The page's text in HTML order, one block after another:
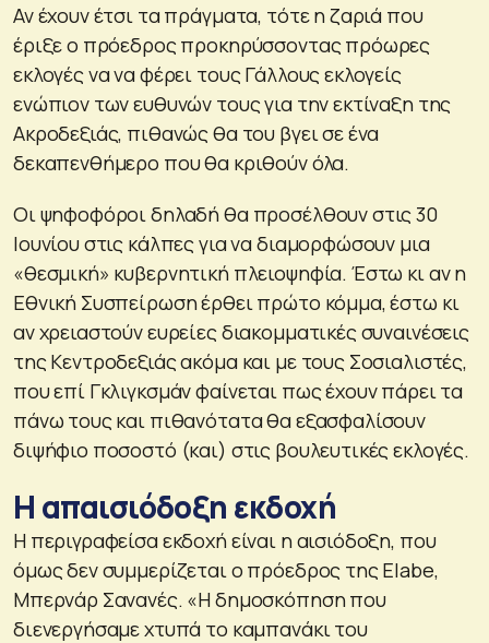
Αν έχουν έτσι τα πράγματα, τότε η ζαριά που
έριξε ο πρόεδρος προκηρύσσοντας πρόωρες
εκλογές να να φέρει τους Γάλλους εκλογείς
ενώπιον των ευθυνών τους για την εκτίναξη της
Ακροδεξιάς, πιθανώς θα του βγει σε ένα
δεκαπενθήμερο που θα κριθούν όλα.
Οι ψηφοφόροι δηλαδή θα προσέλθουν στις 30
Ιουνίου στις κάλπες για να διαμορφώσουν μια
«θεσμική» κυβερνητική πλειοψηφία. Έστω κι αν η
Εθνική Συσπείρωση έρθει πρώτο κόμμα, έστω κι
αν χρειαστούν ευρείες διακομματικές συναινέσεις
της Κεντροδεξιάς ακόμα και με τους Σοσιαλιστές,
που επί Γκλιγκσμάν φαίνεται πως έχουν πάρει τα
πάνω τους και πιθανότατα θα εξασφαλίσουν
διψήφιο ποσοστό (και) στις βουλευτικές εκλογές.
Η απαισιόδοξη εκδοχή
Η περιγραφείσα εκδοχή είναι η αισιόδοξη, που
όμως δεν συμμερίζεται ο πρόεδρος της Elabe,
Μπερνάρ Σανανές. «Η δημοσκόπηση που
διενεργήσαμε χτυπά το καμπανάκι του